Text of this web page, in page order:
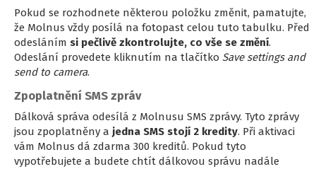
Pokud se rozhodnete některou položku změnit, pamatujte,
že Molnus vždy posílá na fotopast celou tuto tabulku. Před
odesláním si pečlivě zkontrolujte, co vše se změní.
Odeslání provedete kliknutím na tlačítko Save settings and
send to camera.
Zpoplatnění SMS zpráv
Dálková správa odesílá z Molnusu SMS zprávy. Tyto zprávy
jsou zpoplatněny a jedna SMS stojí 2 kredity. Při aktivaci
vám Molnus dá zdarma 300 kreditů. Pokud tyto
vypotřebujete a budete chtít dálkovou správu nadále